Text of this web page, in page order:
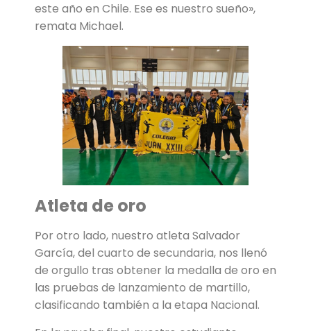
este año en Chile. Ese es nuestro sueño»,
remata Michael.
Atleta de oro
Por otro lado, nuestro atleta Salvador
García, del cuarto de secundaria, nos llenó
de orgullo tras obtener la medalla de oro en
las pruebas de lanzamiento de martillo,
clasificando también a la etapa Nacional.